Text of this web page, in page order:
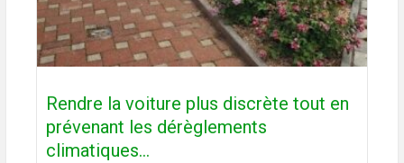
Rendre la voiture plus discrète tout en
prévenant les dérèglements
climatiques…